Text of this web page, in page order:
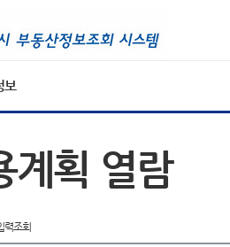
보
계획 열람
력조회